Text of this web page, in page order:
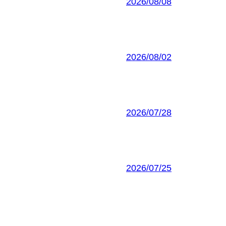
2026/08/02
2026/07/28
2026/07/25